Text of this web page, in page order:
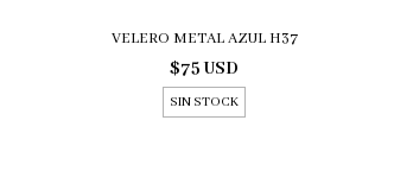
VELERO METAL AZUL H37
$75 USD
SIN STOCK